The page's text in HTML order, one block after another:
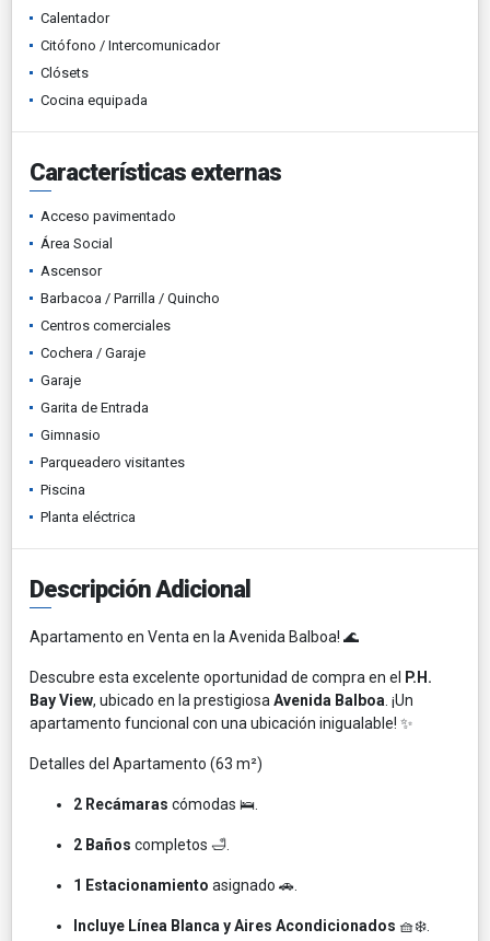
Calentador
Citófono / Intercomunicador
Clósets
Cocina equipada
Características externas
Acceso pavimentado
Área Social
Ascensor
Barbacoa / Parrilla / Quincho
Centros comerciales
Cochera / Garaje
Garaje
Garita de Entrada
Gimnasio
Parqueadero visitantes
Piscina
Planta eléctrica
Descripción Adicional
Apartamento en Venta en la Avenida Balboa! 🌊
Descubre esta excelente oportunidad de compra en el
P.H.
Bay View, ubicado en la prestigiosa Avenida Balboa . ¡Un
apartamento funcional con una ubicación inigualable! ✨
Detalles del Apartamento (63 m²)
2 Recámaras cómodas 🛌.
2 Baños completos 🛁.
1 Estacionamiento asignado 🚗.
Incluye Línea Blanca y Aires Acondicionados 🧺❄️.